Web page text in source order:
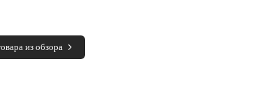
из обзора